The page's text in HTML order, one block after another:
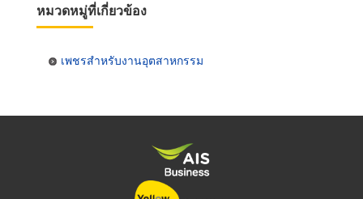
หมวดหมู่ที่เกี่ยวข้อง
เพชรสำหรับงานอุตสาหกรรม